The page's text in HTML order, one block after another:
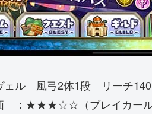
ェル 風弓2体1段 リーチ140
：★★★☆☆（ブレイカール